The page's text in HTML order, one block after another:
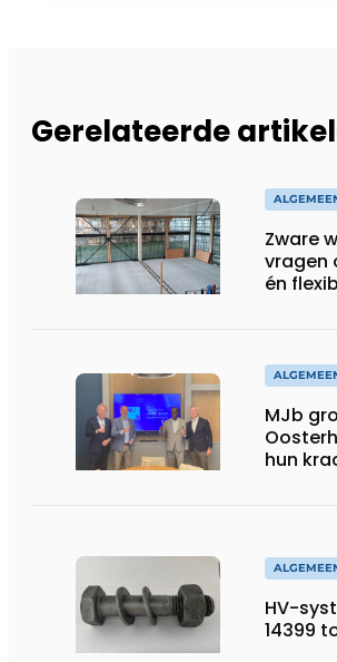
Gerelateerde
Zware
vragen
én
MJb
hun
HV-
14399